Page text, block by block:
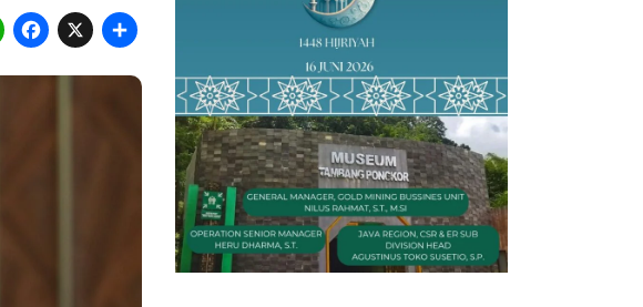
WhatsApp
Facebook
X